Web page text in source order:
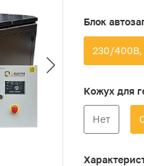
Блок
230/400В,
Кожух для
Нет